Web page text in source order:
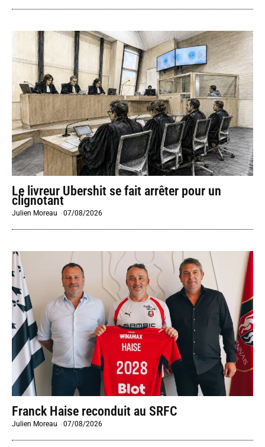
Le livreur Ubershit se fait arrêter pour un
clignotant
Julien Moreau -07/08/2026
Franck Haise reconduit au SRFC
Julien Moreau -07/08/2026